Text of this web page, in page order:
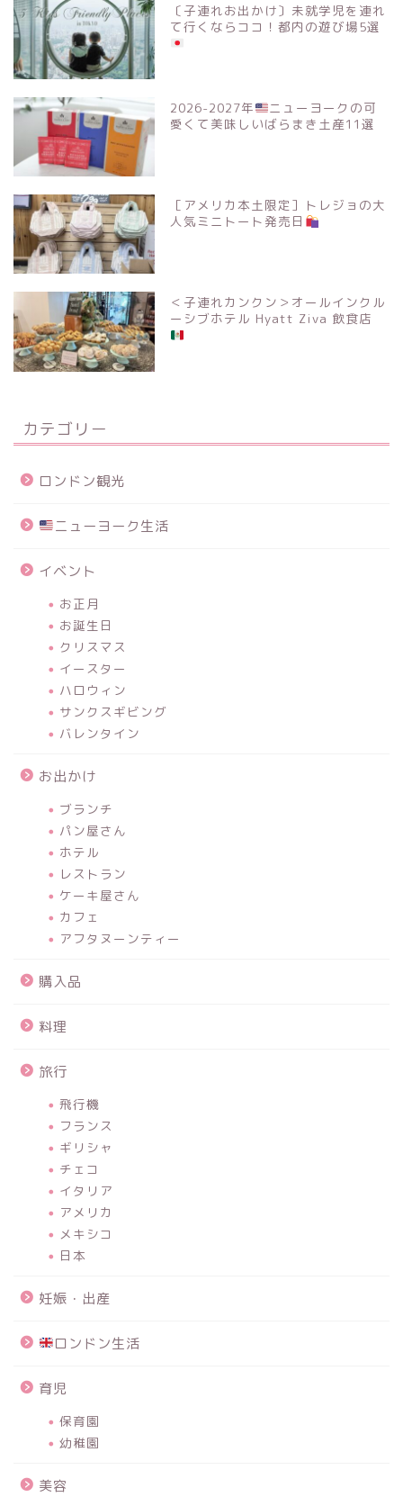
〔子連れお出かけ〕未就学児を連れ
て行くならココ！都内の遊び場5選
2026-2027年
ニューヨークの可
愛くて美味しいばらまき土産11選
［アメリカ本土限定］トレジョの大
人気ミニトート発売日
＜子連れカンクン＞オールインクル
ーシブホテル Hyatt Ziva 飲食店
カテゴリー
ロンドン観光
ニューヨーク生活
イベント
お正月
お誕生日
クリスマス
イースター
ハロウィン
サンクスギビング
バレンタイン
お出かけ
ブランチ
パン屋さん
ホテル
レストラン
ケーキ屋さん
カフェ
アフタヌーンティー
購入品
料理
旅行
飛行機
フランス
ギリシャ
チェコ
イタリア
アメリカ
メキシコ
日本
妊娠・出産
ロンドン生活
育児
保育園
幼稚園
美容